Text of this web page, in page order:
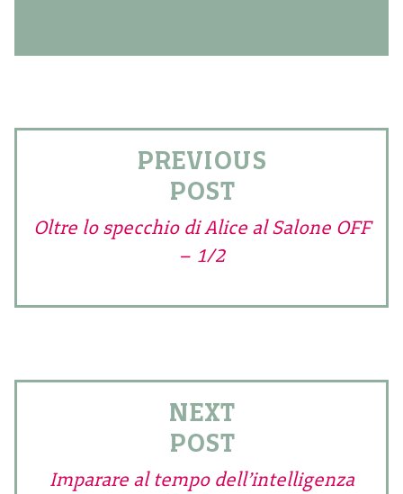
PREVIOUS
POST
Oltre lo specchio di Alice al Salone OFF
– 1/2
NEXT
POST
Imparare al tempo dell’intelligenza